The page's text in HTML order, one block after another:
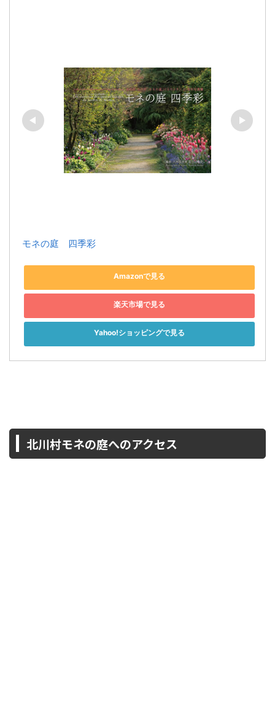
モネの庭　四季彩
Amazonで見る
楽天市場で見る
Yahoo!ショッピングで見る
北川村モネの庭へのアクセス